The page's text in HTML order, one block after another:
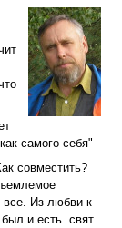
самого себя"
совместить?
все. Из любви к
и есть свят.